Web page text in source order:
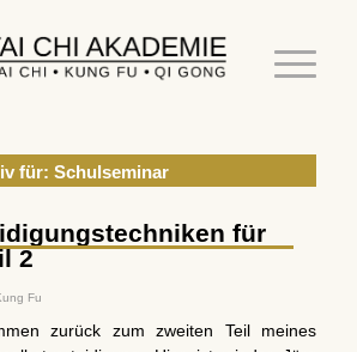
für: Schulseminar
für
2
Fu
zurück zum zweiten Teil meines